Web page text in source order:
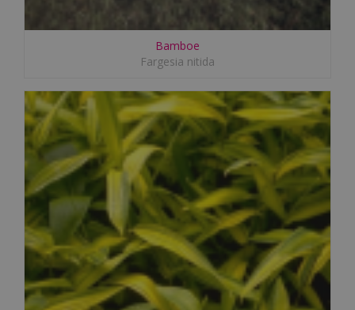
Bamboe
Fargesia nitida